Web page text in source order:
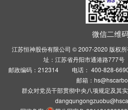
微信二维
江苏恒神股份有限公司 © 2007-2020 版权
址：江苏省丹阳市通港路777号
邮政编码：212314 电话： 400-828-
邮箱：
群众对党员干部贯彻中央八项规定及其